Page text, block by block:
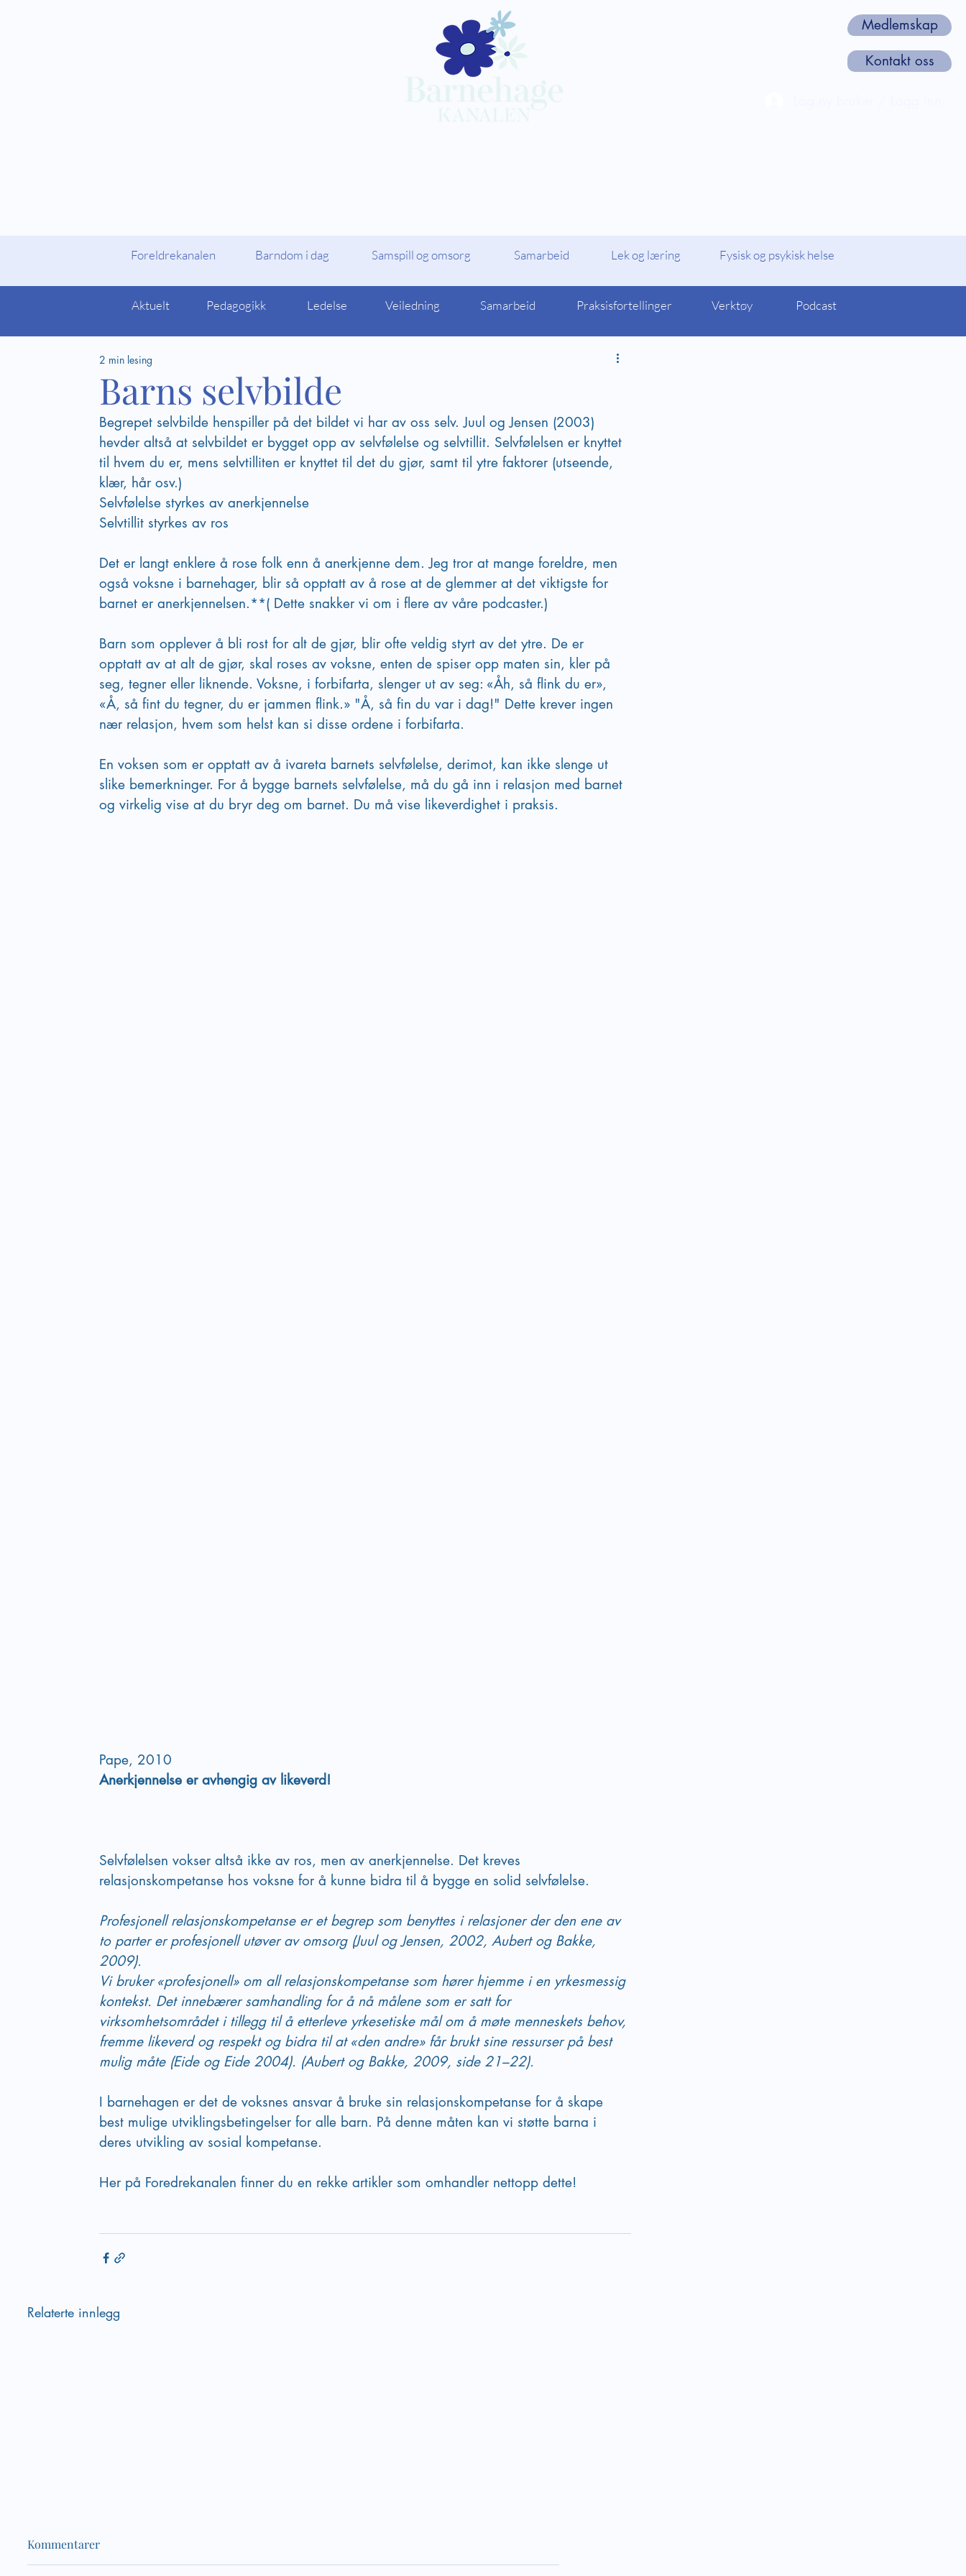
Kontakt oss
Medlemskap
Foreldrekanalen Barndom i dag Samspill og omsorg Samarbeid Lek og læring Fysisk og psykisk helse
Aktuelt Pedagogikk Ledelse Veiledning Samarbeid Praksisfortellinger Verktøy Podcast
Barns selvbilde
2 min lesing
Begrepet selvbilde henspiller på det bildet vi har av oss selv. Juul og Jensen (2003)
hevder altså at selvbildet er bygget opp av selvfølelse og selvtillit. Selvfølelsen er knyttet
til hvem du er, mens selvtilliten er knyttet til det du gjør, samt til ytre faktorer (utseende,
klær, hår osv.)
Selvfølelse styrkes av anerkjennelse
Selvtillit styrkes av ros
Det er langt enklere å rose folk enn å anerkjenne dem. Jeg tror at mange foreldre, men
også voksne i barnehager, blir så opptatt av å rose at de glemmer at det viktigste for
barnet er anerkjennelsen.**( Dette snakker vi om i flere av våre podcaster.)
Barn som opplever å bli rost for alt de gjør, blir ofte veldig styrt av det ytre. De er
opptatt av at alt de gjør, skal roses av voksne, enten de spiser opp maten sin, kler på
seg, tegner eller liknende. Voksne, i forbifarta, slenger ut av seg: «Åh, så flink du er»,
«Å, så fint du tegner, du er jammen flink.» "Å, så fin du var i dag!" Dette krever ingen
nær relasjon, hvem som helst kan si disse ordene i forbifarta.
En voksen som er opptatt av å ivareta barnets selvfølelse, derimot, kan ikke slenge ut
slike bemerkninger. For å bygge barnets selvfølelse, må du gå inn i relasjon med barnet
og virkelig vise at du bryr deg om barnet. Du må vise likeverdighet i praksis.
Pape, 2010
Anerkjennelse er avhengig av likeverd!
Selvfølelsen vokser altså ikke av ros, men av anerkjennelse. Det kreves
relasjonskompetanse hos voksne for å kunne bidra til å bygge en solid selvfølelse.
Profesjonell relasjonskompetanse er et begrep som benyttes i relasjoner der den ene av
to parter er profesjonell utøver av omsorg (Juul og Jensen, 2002, Aubert og Bakke,
2009).
Vi bruker «profesjonell» om all relasjonskompetanse som hører hjemme i en yrkesmessig
kontekst. Det innebærer samhandling for å nå målene som er satt for
virksomhetsområdet i tillegg til å etterleve yrkesetiske mål om å møte menneskets behov,
fremme likeverd og respekt og bidra til at «den andre» får brukt sine ressurser på best
mulig måte (Eide og Eide 2004). (Aubert og Bakke, 2009, side 21–22).
I barnehagen er det de voksnes ansvar å bruke sin relasjonskompetanse for å skape
best mulige utviklingsbetingelser for alle barn. På denne måten kan vi støtte barna i
deres utvikling av sosial kompetanse.
Her på Foredrekanalen finner du en rekke artikler som omhandler nettopp dette!
Relaterte innlegg
Kommentarer